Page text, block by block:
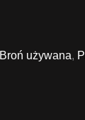
Broń używana,